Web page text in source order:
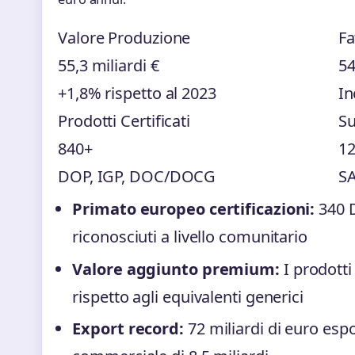
Valore Produzione
55,3 miliardi €
+1,8% rispetto al 2023
Prodotti Certificati
840+
DOP, IGP, DOC/DOCG
Primato europeo certificazioni: 340
riconosciuti a livello comunitario
Valore aggiunto premium: I prodotti
rispetto agli equivalenti generici
Export record: 72 miliardi di euro